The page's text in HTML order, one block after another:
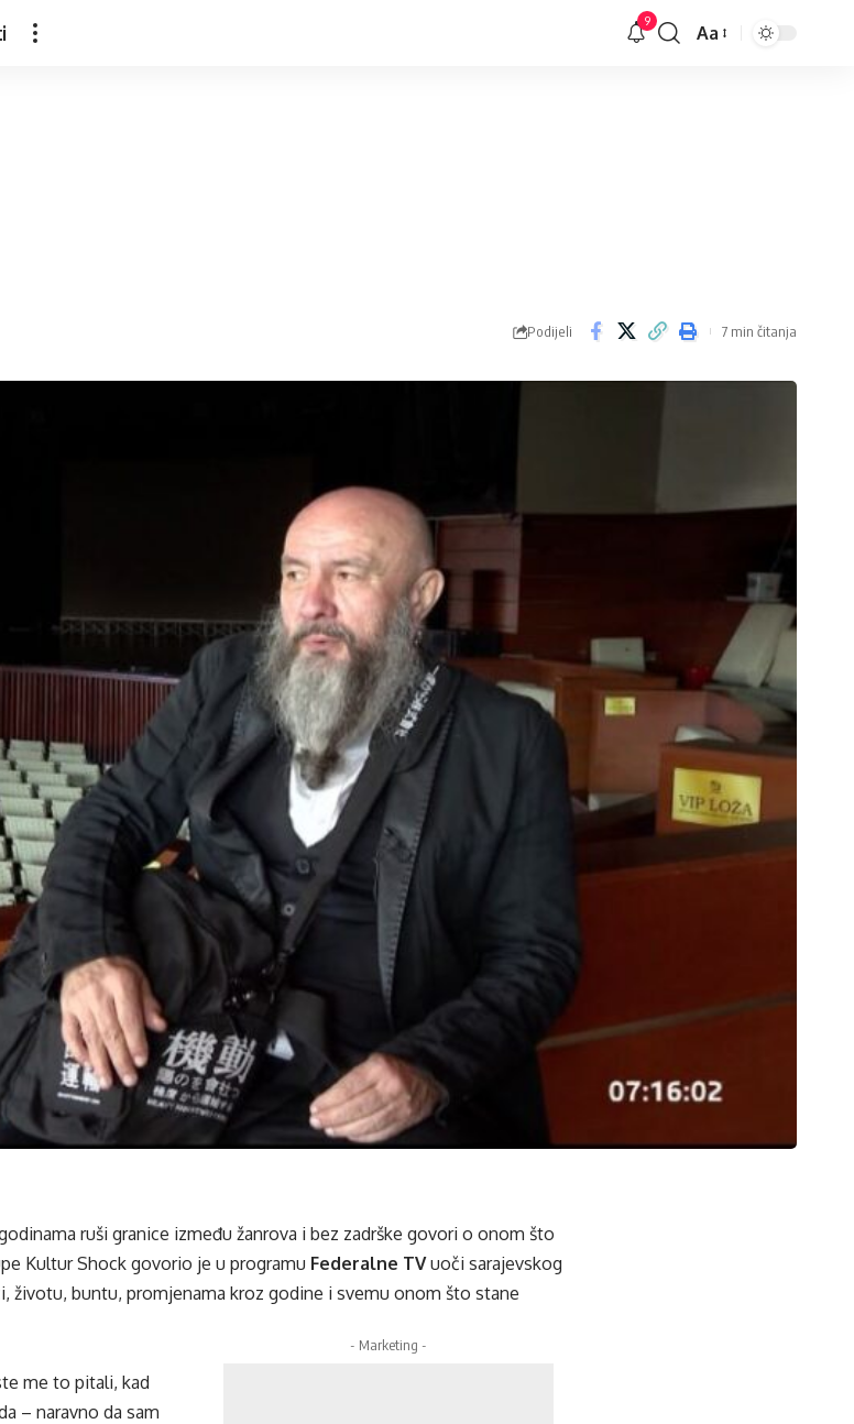
9
Veličina
Aa
Podijeli 7 min čitanja
ruši granice između žanrova i bez zadrške govori o onom što
Kultur Shock govorio je u programu Federalne TVuoči sarajevskog
životu, buntu, promjenama kroz godine i svemu onom što stane
- Marketing -
me to pitali, kad
– naravno da sam